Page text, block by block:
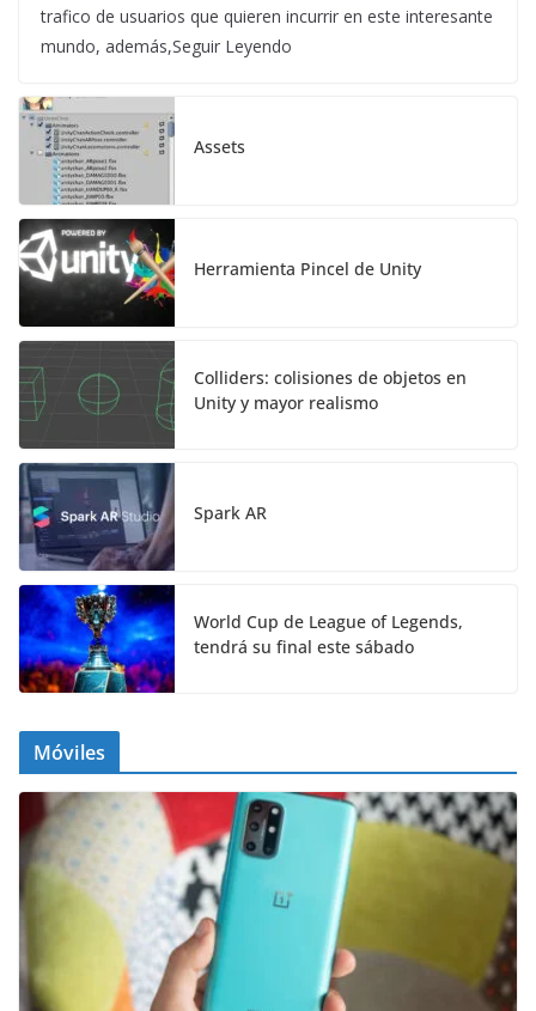
trafico de usuarios que quieren incurrir en este interesante
mundo, además,Seguir Leyendo
Assets
Herramienta Pincel de Unity
Colliders: colisiones de objetos en
Unity y mayor realismo
Spark AR
World Cup de League of Legends,
tendrá su final este sábado
Móviles